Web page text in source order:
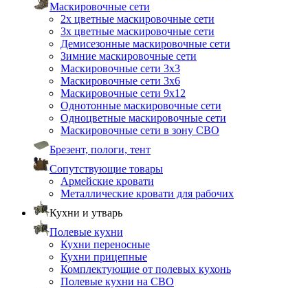
Маскировочные сети
2х цветные маскировочные сети
3х цветные маскировочные сети
Демисезонные маскировочные сети
Зимние маскировочные сети
Маскировочные сети 3х3
Маскировочные сети 3х6
Маскировочные сети 9х12
Однотонные маскировочные сети
Одноцветные маскировочные сети
Маскировочные сети в зону СВО
Брезент, пологи, тент
Сопутствующие товары
Армейские кровати
Металлические кровати для рабочих
Кухни и утварь
Полевые кухни
Кухни переносные
Кухни прицепные
Комплектующие от полевых кухонь
Полевые кухни на СВО